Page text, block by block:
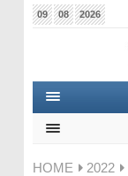
09 08 2026
HOME 2022